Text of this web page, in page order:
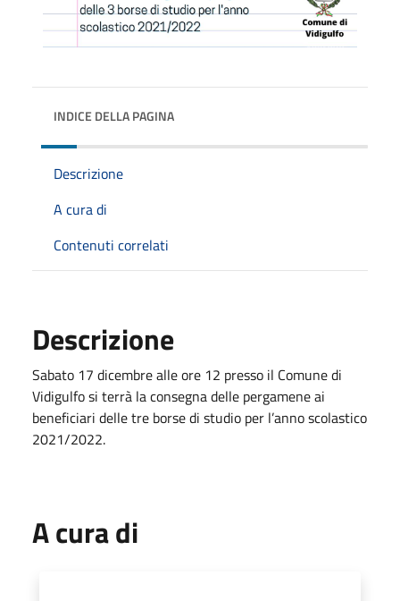
INDICE DELLA PAGINA
Descrizione
A cura di
Contenuti correlati
Descrizione
Sabato 17 dicembre alle ore 12 presso il Comune di
Vidigulfo si terrà la consegna delle pergamene ai
beneficiari delle tre borse di studio per l’anno scolastico
2021/2022.
A cura di